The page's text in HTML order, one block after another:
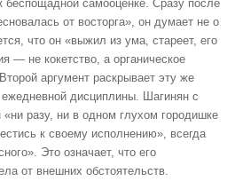
беспощадной самооценке. Сразу после
от восторга», он думает не о
что он «выжил из ума, стареет, его
— не кокетство, а органическое
аргумент раскрывает эту же
дисциплины. Шагинян с
разу, ни в одном глухом городишке
к своему исполнению», всегда
Это означает, что его
от внешних обстоятельств.